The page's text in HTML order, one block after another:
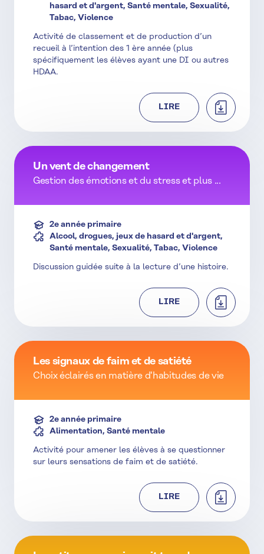
hasard et d'argent, Santé mentale, Sexualité,
Tabac, Violence
Activité de classement et de production d’un
recueil à l’intention des 1 ère année (plus
spécifiquement les élèves ayant une DI ou autres
HDAA.
LIRE
Un vent de changement
Gestion des émotions et du stress et plus ...
2e année primaire
Alcool, drogues, jeux de hasard et d'argent,
Santé mentale, Sexualité, Tabac, Violence
Discussion guidée suite à la lecture d’une histoire.
LIRE
Les signaux de faim et de satiété
Choix éclairés en matière d'habitudes de vie
2e année primaire
Alimentation, Santé mentale
Activité pour amener les élèves à se questionner
sur leurs sensations de faim et de satiété.
LIRE